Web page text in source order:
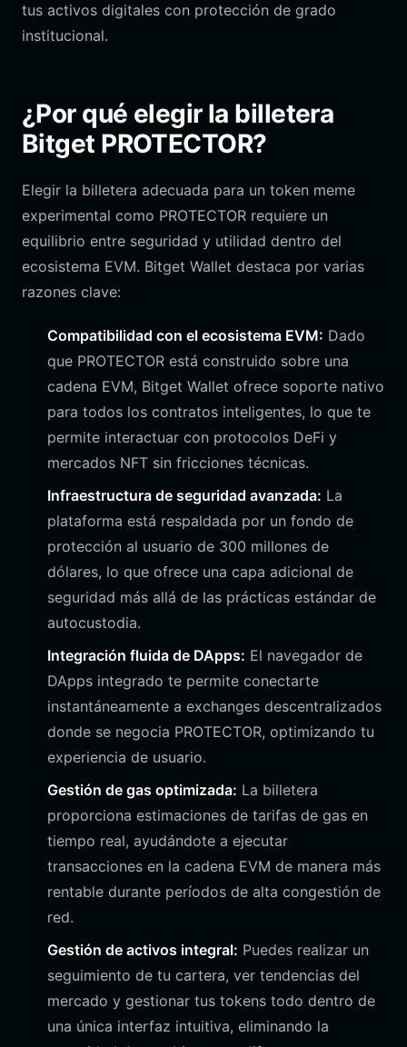
tus activos digitales con protección de grado
institucional.
¿Por qué elegir la billetera
Bitget PROTECTOR?
Elegir la billetera adecuada para un token meme
experimental como PROTECTOR requiere un
equilibrio entre seguridad y utilidad dentro del
ecosistema EVM. Bitget Wallet destaca por varias
razones clave:
Compatibilidad con el ecosistema EVM: Dado
que PROTECTOR está construido sobre una
cadena EVM, Bitget Wallet ofrece soporte nativo
para todos los contratos inteligentes, lo que te
permite interactuar con protocolos DeFi y
mercados NFT sin fricciones técnicas.
Infraestructura de seguridad avanzada: La
plataforma está respaldada por un fondo de
protección al usuario de 300 millones de
dólares, lo que ofrece una capa adicional de
seguridad más allá de las prácticas estándar de
autocustodia.
Integración fluida de DApps: El navegador de
DApps integrado te permite conectarte
instantáneamente a exchanges descentralizados
donde se negocia PROTECTOR, optimizando tu
experiencia de usuario.
Gestión de gas optimizada: La billetera
proporciona estimaciones de tarifas de gas en
tiempo real, ayudándote a ejecutar
transacciones en la cadena EVM de manera más
rentable durante períodos de alta congestión de
red.
Gestión de activos integral: Puedes realizar un
seguimiento de tu cartera, ver tendencias del
mercado y gestionar tus tokens todo dentro de
una única interfaz intuitiva, eliminando la